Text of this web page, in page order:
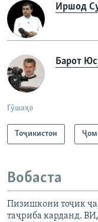
Иршод
Барот
Гӯшаҳо
Тоҷикистон
Вобаста
Пизишкони тоҷик
таҷриба карданд.